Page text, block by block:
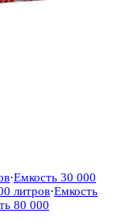
·Емкость 30 000
литров·Емкость
80 000